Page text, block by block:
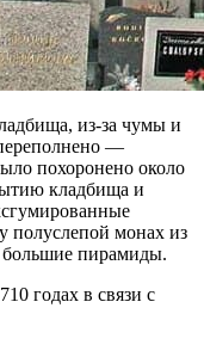
из-за чумы и
—
похоронено около
кладбища и
полуслепой монах из
большие пирамиды.
годах в связи с